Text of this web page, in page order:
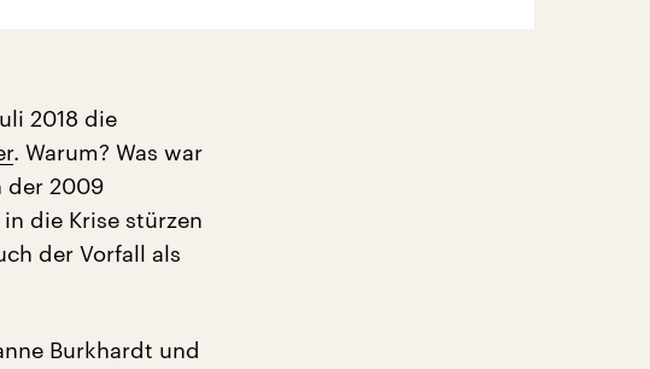
2018 die
. Warum? Was war
der 2009
die Krise stürzen
der Vorfall als
Burkhardt und